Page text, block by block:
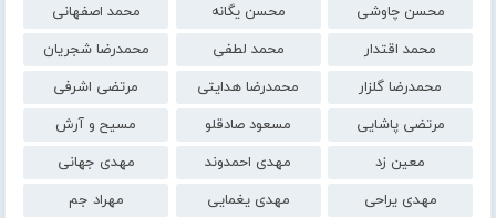
محسن چاوشی
محسن یگانه
محمد اصفهانی
محمد اقتدار
محمد لطفی
محمدرضا شجریان
محمدرضا گلزار
محمدرضا هدایتی
مرتضی اشرفی
مرتضی پاشایی
مسعود صادقلو
مسیح و آرش
معین زد
مهدی احمدوند
مهدی جهانی
مهدی یراحی
مهدی یغمایی
مهراد جم